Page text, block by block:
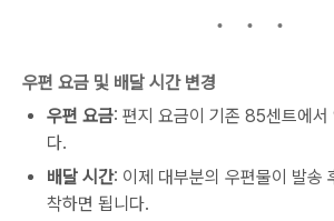
우편 요금 및 배달 시간 변경
우편 요금: 편지 요금이 기존 85센트에서
다.
배달 시간: 이제 대부분의 우편물이 발송
착하면 됩니다.